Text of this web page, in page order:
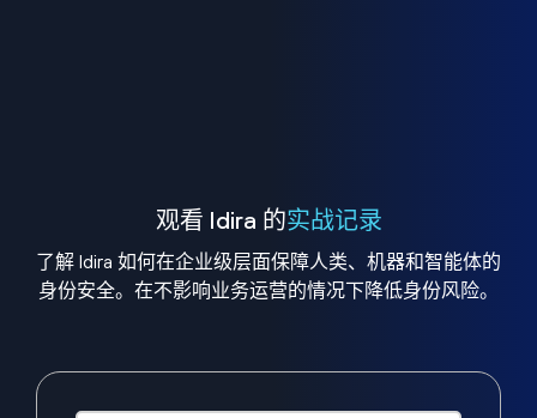
观看 Idira 的实战记录
了解 Idira 如何在企业级层面保障人类、机器和智能体的
身份安全。在不影响业务运营的情况下降低身份风险。